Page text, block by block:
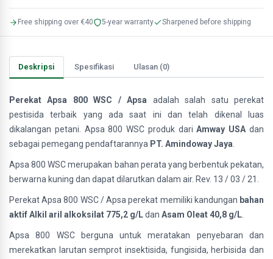
Free shipping over €40 5-year warranty Sharpened before shipping
Deskripsi Spesifikasi Ulasan (0)
Perekat Apsa 800 WSC / Apsa adalah salah satu perekat
pestisida terbaik yang ada saat ini dan telah dikenal luas
dikalangan petani. Apsa 800 WSC produk dariAmway USA dan
sebagai pemegang pendaftarannya PT. Amindoway Jaya
Apsa 800 WSC merupakan bahan perata yang berbentuk pekatan,
berwarna kuning dan dapat dilarutkan dalam air. Rev. 13 / 03 / 21.
Perekat Apsa 800 WSC / Apsa perekat memiliki kandungan bahan
aktif Alkil aril alkoksilat 775,2 g/Ldan Asam Oleat 40,8 g/L
Apsa 800 WSC berguna untuk meratakan penyebaran dan
merekatkan larutan semprot insektisida, fungisida, herbisida dan